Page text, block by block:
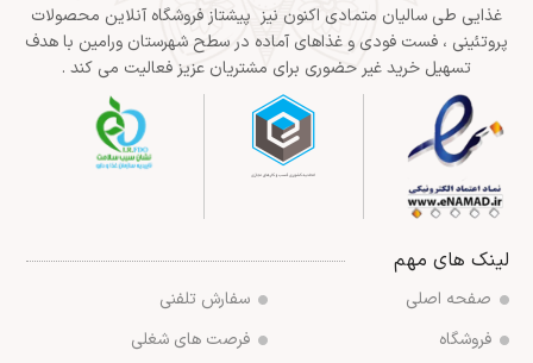
غذایی طی سالیان متمادی اکنون نیز پیشتاز فروشگاه آنلاین محصولات
پروتئینی ، فست فودی و غذاهای آماده در سطح شهرستان ورامین با هدف
تسهیل خرید غیر حضوری برای مشتریان عزیز فعالیت می کند .
لینک های مهم
صفحه اصلی
فروشگاه
سفارش تلفنی
فرصت های شغلی